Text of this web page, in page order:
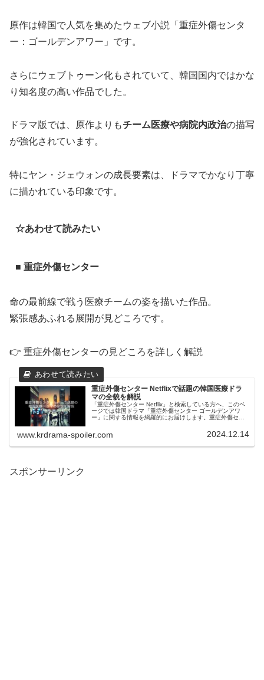
原作は韓国で人気を集めたウェブ小説「重症外傷センタ
ー：ゴールデンアワー」です。
さらにウェブトゥーン化もされていて、韓国国内ではかな
り知名度の高い作品でした。
ドラマ版では、原作よりもチーム医療や病院内政治の描写
が強化されています。
特にヤン・ジェウォンの成長要素は、ドラマでかなり丁寧
に描かれている印象です。
☆あわせて読みたい
■ 重症外傷センター
命の最前線で戦う医療チームの姿を描いた作品。
緊張感あふれる展開が見どころです。
👉 重症外傷センターの見どころを詳しく解説
重症外傷センター Netflixで話題の韓国医療ドラ
マの全貌を解説
「重症外傷センター Netflix」と検索している方へ、このペ
ージでは韓国ドラマ「重症外傷センター ゴールデンアワ
ー」に関する情報を網羅的にお届けします。重症外傷セン
www.krdrama-spoiler.com 2024.12.14
スポンサーリンク